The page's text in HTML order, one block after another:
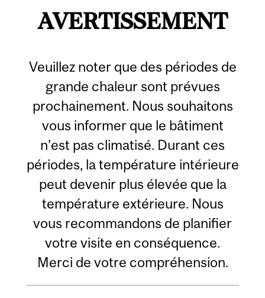
AVERTISSEMENT
Veuillez noter que des périodes de
grande chaleur sont prévues
prochainement. Nous souhaitons
vous informer que le bâtiment
n’est pas climatisé. Durant ces
périodes, la température intérieure
peut devenir plus élevée que la
température extérieure. Nous
vous recommandons de planifier
votre visite en conséquence.
Merci de votre compréhension.